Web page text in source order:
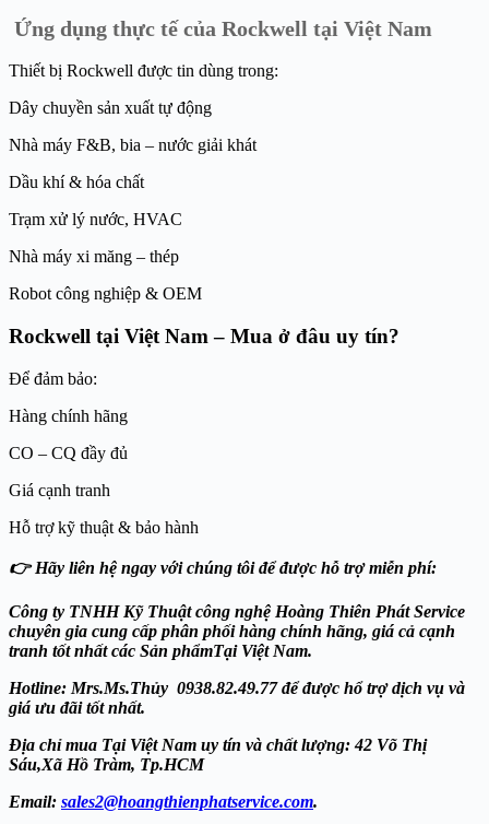
Ứng dụng thực tế của Rockwell tại Việt Nam
Thiết bị Rockwell được tin dùng trong:
Dây chuyền sản xuất tự động
Nhà máy F&B, bia – nước giải khát
Dầu khí & hóa chất
Trạm xử lý nước, HVAC
Nhà máy xi măng – thép
Robot công nghiệp & OEM
Rockwell tại Việt Nam – Mua ở đâu uy tín?
Để đảm bảo:
Hàng chính hãng
CO – CQ đầy đủ
Giá cạnh tranh
Hỗ trợ kỹ thuật & bảo hành
👉 Hãy liên hệ ngay với chúng tôi để được hỗ trợ miễn phí:
Công ty TNHH Kỹ Thuật công nghệ Hoàng Thiên PhátService
chuyên gia cung cấp phân phối hàng chính hãng, giá cả cạnh
tranh tốt nhất các Sản phẩmTại Việt Nam.
Hotline: Mrs.Ms.Thủy 0938.82.49.77 để được hổ trợ dịch vụ và
giá ưu đãi tốt nhất.
Địa chỉ mua Tại Việt Nam uy tín và chất lượng: 42 Võ Thị
Sáu,Xã Hồ Tràm, Tp.HCM
Email: sales2@hoangthienphatservice.com.